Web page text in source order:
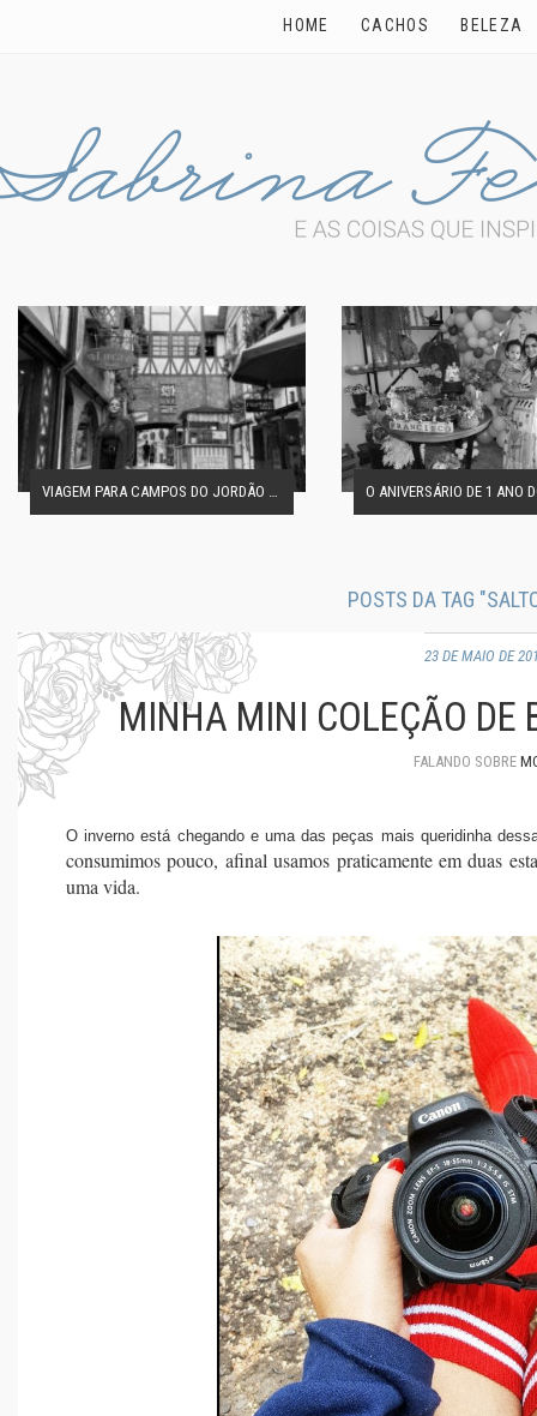
HOME CACHOS BELEZA
VIAGEM PARA CAMPOS DO JORDÃO EM FAMÍLIA
POSTS DA TAG
23 DE MAIO DE
MINHA MINI COLEÇÃO DE
FALANDO SOBRE
O inverno está chegando e uma das peças mais queridinha
consumimos pouco, afinal usamos praticamente em duas
uma vida.